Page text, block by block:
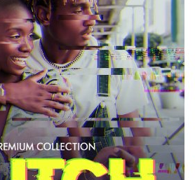
Entire Collection
(1783 Overlays)
Large 6000*4000px
تنزيل مجاني